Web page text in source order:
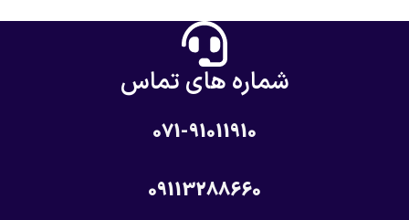
شماره های تماس
071-91011910
09113288660